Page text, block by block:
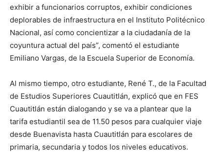
exhibir a funcionarios corruptos, exhibir condiciones
deplorables de infraestructura en el Instituto Politécnico
Nacional, así como concientizar a la ciudadanía de la
coyuntura actual del país”, comentó el estudiante
Emiliano Vargas, de la Escuela Superior de Economía.
Al mismo tiempo, otro estudiante, René T., de la Facultad
de Estudios Superiores Cuautitlán, explicó que en FES
Cuautitlán están dialogando y se va a plantear que la
tarifa estudiantil sea de 11.50 pesos para cualquier viaje
desde Buenavista hasta Cuautitlán para escolares de
primaria, secundaria y todos los niveles educativos.